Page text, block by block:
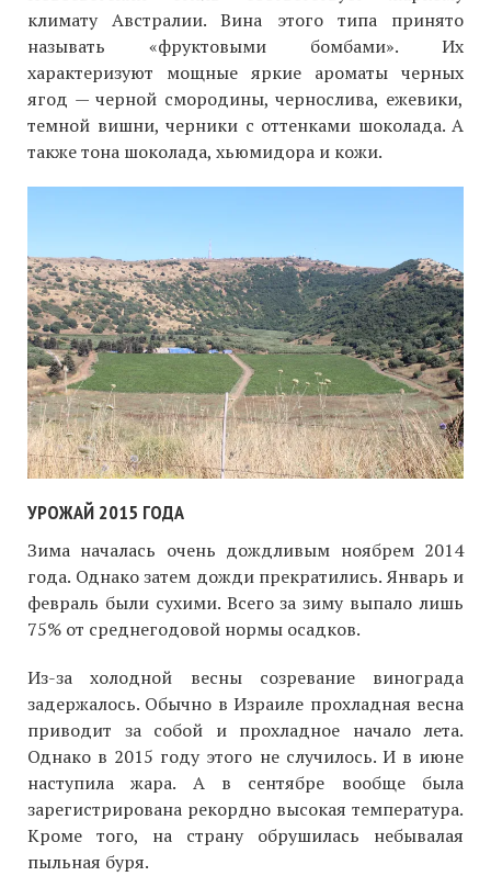
климату Австралии. Вина этого типа принято
называть «фруктовыми бомбами». Их
характеризуют мощные яркие ароматы черных
ягод — черной смородины, чернослива, ежевики,
темной вишни, черники с оттенками шоколада. А
также тона шоколада, хьюмидора и кожи.
УРОЖАЙ 2015 ГОДА
Зима началась очень дождливым ноябрем 2014
года. Однако затем дожди прекратились. Январь и
февраль были сухими. Всего за зиму выпало лишь
75% от среднегодовой нормы осадков.
Из-за холодной весны созревание винограда
задержалось. Обычно в Израиле прохладная весна
приводит за собой и прохладное начало лета.
Однако в 2015 году этого не случилось. И в июне
наступила жара. А в сентябре вообще была
зарегистрирована рекордно высокая температура.
Кроме того, на страну обрушилась небывалая
пыльная буря.